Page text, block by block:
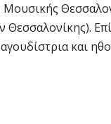
και